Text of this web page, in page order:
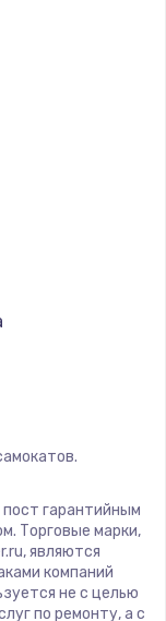
гарантийным
Торговые марки,
являются
компаний
не с целью
по ремонту, а с